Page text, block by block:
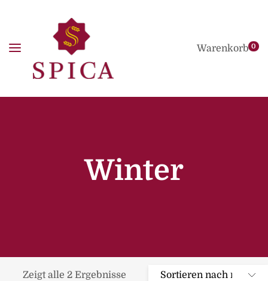
Warenkorb0
Winter
Zeigt alle 2 Ergebnisse